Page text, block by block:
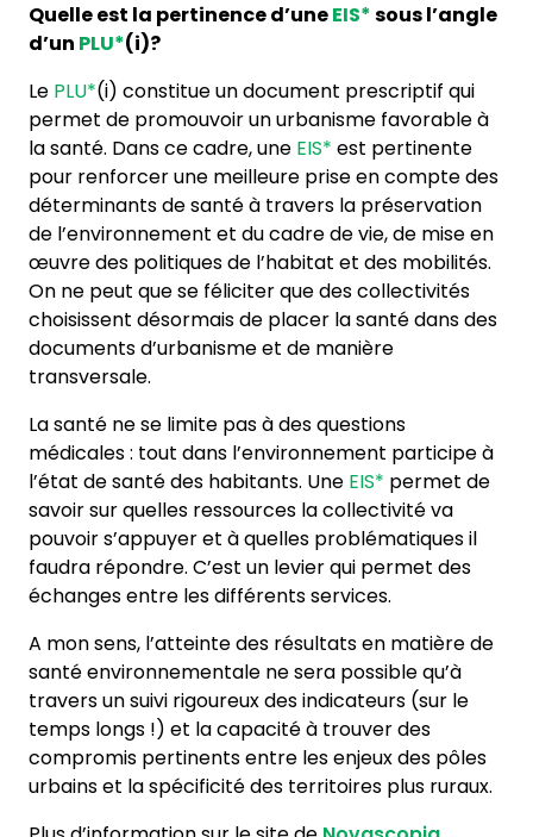
Quelle est la pertinence d’uneEIS*sous l’angle
d’un PLU*(i)?
Le PLU*(i) constitue un document prescriptif qui
permet de promouvoir un urbanisme favorable à
la santé. Dans ce cadre, une EIS* est pertinente
pour renforcer une meilleure prise en compte des
déterminants de santé à travers la préservation
de l’environnement et du cadre de vie, de mise en
œuvre des politiques de l’habitat et des mobilités.
On ne peut que se féliciter que des collectivités
choisissent désormais de placer la santé dans des
documents d’urbanisme et de manière
transversale.
La santé ne se limite pas à des questions
médicales : tout dans l’environnement participe à
l’état de santé des habitants. Une EIS* permet de
savoir sur quelles ressources la collectivité va
pouvoir s’appuyer et à quelles problématiques il
faudra répondre. C’est un levier qui permet des
échanges entre les différents services.
A mon sens, l’atteinte des résultats en matière de
santé environnementale ne sera possible qu’à
travers un suivi rigoureux des indicateurs (sur le
temps longs !) et la capacité à trouver des
compromis pertinents entre les enjeux des pôles
urbains et la spécificité des territoires plus ruraux.